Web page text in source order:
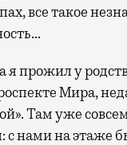
все такое
я прожил у
Мира,
Там уже
с нами на этаже